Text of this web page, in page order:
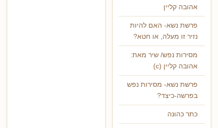
אהובה קליין
פרשת נשא- האם להיות
נזיר זו מעלה, או חטא?
מסירות נפש/ שיר מאת:
אהובה קליין (c)
פרשת נשא- מסירות נפש
בפרשה-כיצד?
כתר כהונה